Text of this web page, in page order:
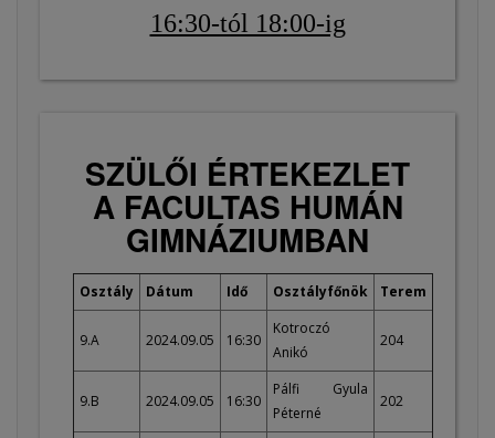
16:30-tól 18:00-ig
SZÜLŐI ÉRTEKEZLET
A FACULTAS HUMÁN
GIMNÁZIUMBAN
Osztály Dátum Idő Osztályfőnök Terem
9.A 2024.09.05 16:30
Kotroczó
Anikó
204
9.B 2024.09.05 16:30
Pálfi Gyula
Péterné
202